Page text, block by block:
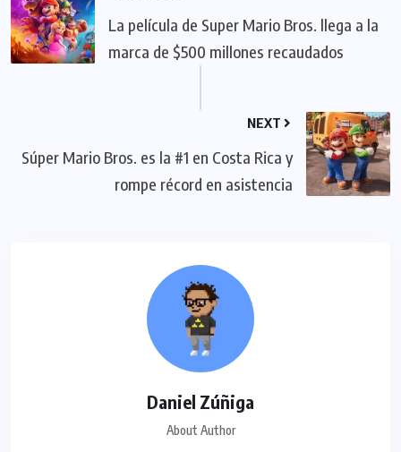
La película de Super Mario Bros. llega a la
marca de $500 millones recaudados
NEXT
Súper Mario Bros. es la #1 en Costa Rica y
rompe récord en asistencia
Daniel Zúñiga
About Author